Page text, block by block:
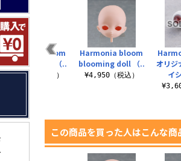
Harmonia bloom
blooming doll （..
¥15,750（税込）
Harmonia bloom
blooming doll （..
¥4,950（税込）
オリジ
イ
この商品を買った人はこんな